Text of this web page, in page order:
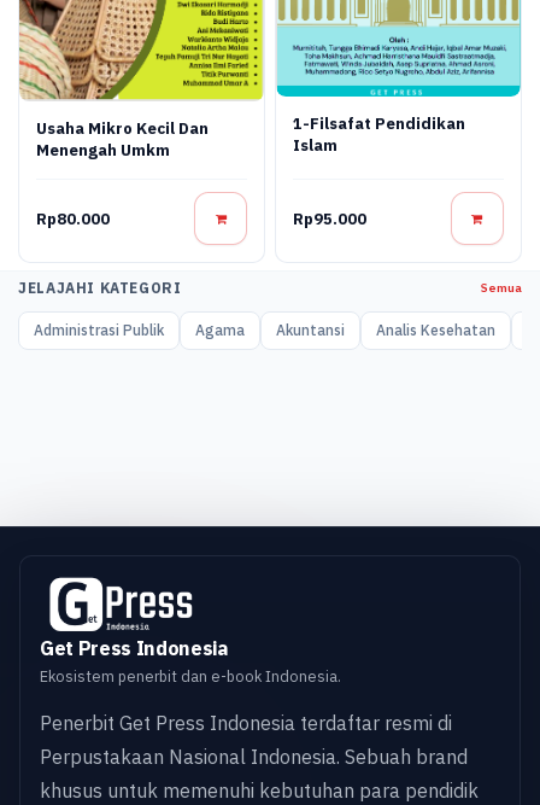
Usaha Mikro Kecil Dan
Menengah Umkm
Rp80.000
1-Filsafat Pendidikan
Islam
Rp95.000
JELAJAHI KATEGORI Semua
Administrasi Publik Agama Akuntansi Analis Kesehatan
Get Press Indonesia
Ekosistem penerbit dan e-book Indonesia.
Penerbit Get Press Indonesia terdaftar resmi di
Perpustakaan Nasional Indonesia. Sebuah brand
khusus untuk memenuhi kebutuhan para pendidik